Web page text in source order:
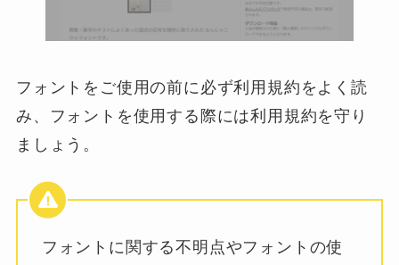
フォントをご使用の前に必ず利用規約をよく読
み、フォントを使用する際には利用規約を守り
ましょう。
フォントに関する不明点やフォントの使